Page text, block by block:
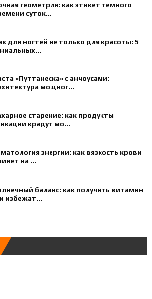
геометрия: как этикет темного
суток...
для ногтей не только для красоты: 5
«Путтанеска» с анчоусами:
мощног...
старение: как продукты
крадут мо...
энергии: как вязкость крови
на ...
баланс: как получить витамин
избежат...